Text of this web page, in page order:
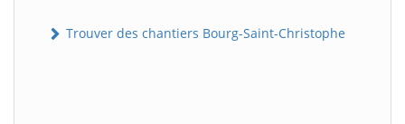
Trouver des chantiers Bourg-Saint-Christophe